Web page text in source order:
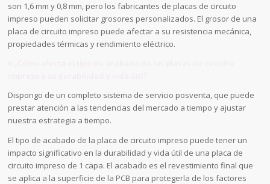
son 1,6 mm y 0,8 mm, pero los fabricantes de placas de circuito
impreso pueden solicitar grosores personalizados. El grosor de una
placa de circuito impreso puede afectar a su resistencia mecánica,
propiedades térmicas y rendimiento eléctrico.
Dispongo de un completo sistema de servicio posventa, que puede
prestar atención a las tendencias del mercado a tiempo y ajustar
nuestra estrategia a tiempo.
El tipo de acabado de la placa de circuito impreso puede tener un
impacto significativo en la durabilidad y vida útil de una placa de
circuito impreso de 1 capa. El acabado es el revestimiento final que
se aplica a la superficie de la PCB para protegerla de los factores